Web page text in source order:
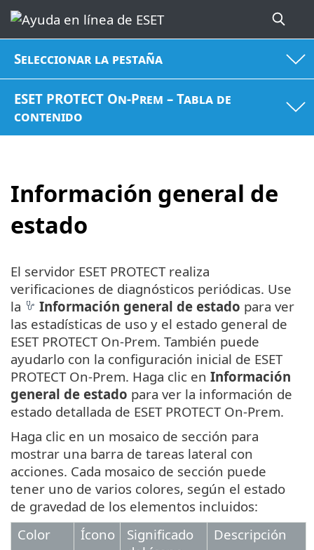
Seleccionar la pestaña
ESET PROTECT On-Prem – Tabla de
contenido
Información general de
estado
El servidor ESET PROTECT realiza
verificaciones de diagnósticos periódicas. Use
la
Información general de estado para ver
las estadísticas de uso y el estado general de
ESET PROTECT On-Prem. También puede
ayudarlo con la configuración inicial de ESET
PROTECT On-Prem. Haga clic en Información
general de estado para ver la información de
estado detallada de ESET PROTECT On-Prem.
Haga clic en un mosaico de sección para
mostrar una barra de tareas lateral con
acciones. Cada mosaico de sección puede
tener uno de varios colores, según el estado
de gravedad de los elementos incluidos:
Color
Ícono
Significado
Descripción